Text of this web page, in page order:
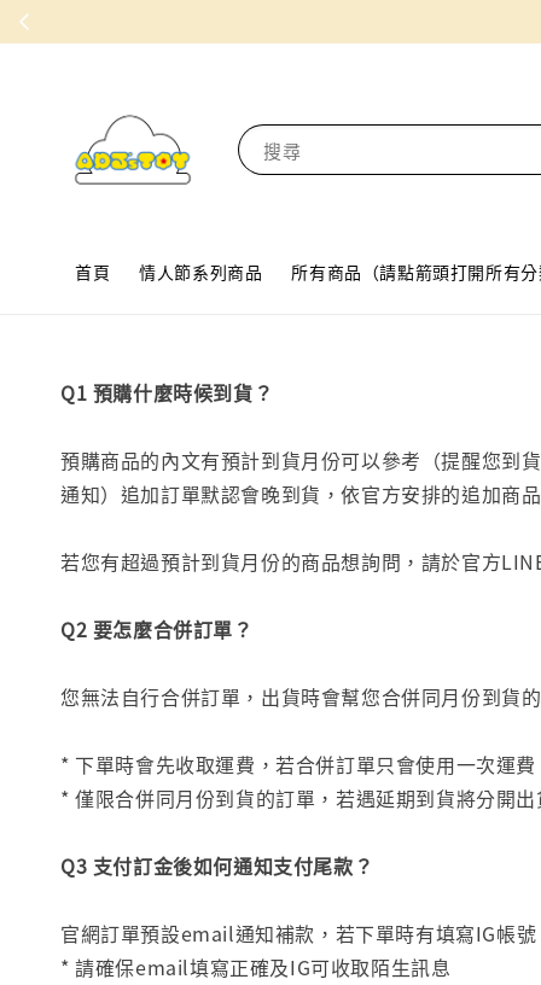
登入會員消費每
搜尋
首頁 情人節系列商品 所有商品（請點箭頭打開所有分
Q1 預購什麼時候到貨？
預購商品的內文有預計到貨月份可以參考（提醒您到
通知）追加訂單默認會晚到貨，依官方安排的追加商
若您有超過預計到貨月份的商品想詢問，請於官方
Q2 要怎麼合併訂單？
您無法自行合併訂單，出貨時會幫您合併同月份到貨
* 下單時會先收取運費，若合併訂單只會使用一次運
* 僅限合併同月份到貨的訂單，若遇延期到貨將分開
Q3 支付訂金後如何通知支付尾款？
官網訂單預設email通知補款，若下單時有填寫IG帳
* 請確保email填寫正確及IG可收取陌生訊息